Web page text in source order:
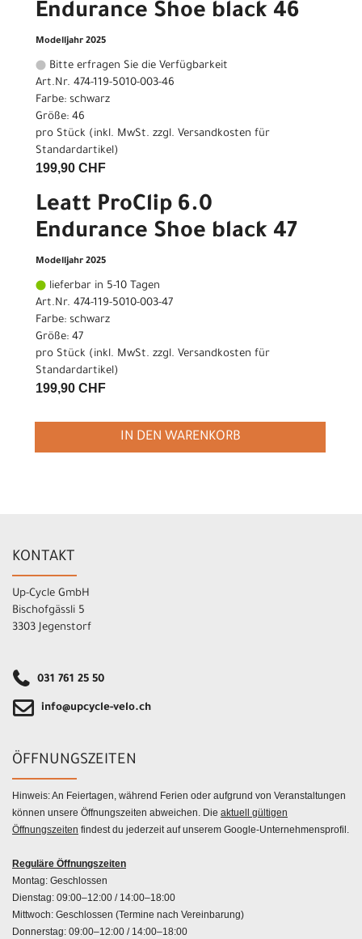
Endurance Shoe black 46
Modelljahr 2025
Bitte erfragen Sie die Verfügbarkeit
Art.Nr. 474-119-5010-003-46
Farbe: schwarz
Größe: 46
pro Stück (inkl. MwSt. zzgl. Versandkosten für
Standardartikel)
199,90 CHF
Leatt ProClip 6.0
Endurance Shoe black 47
Modelljahr 2025
lieferbar in 5-10 Tagen
Art.Nr. 474-119-5010-003-47
Farbe: schwarz
Größe: 47
pro Stück (inkl. MwSt. zzgl. Versandkosten für
Standardartikel)
199,90 CHF
IN DEN WARENKORB
KONTAKT
Up-Cycle GmbH
Bischofgässli 5
3303 Jegenstorf
031 761 25 50
info@upcycle-velo.ch
ÖFFNUNGSZEITEN
Hinweis: An Feiertagen, während Ferien oder aufgrund von Veranstaltungen
können unsere Öffnungszeiten abweichen. Die aktuell gültigen
Öffnungszeiten findest du jederzeit auf unserem Google-Unternehmensprofil.
Reguläre Öffnungszeiten
Montag: Geschlossen
Dienstag: 09:00–12:00 / 14:00–18:00
Mittwoch: Geschlossen (Termine nach Vereinbarung)
Donnerstag: 09:00–12:00 / 14:00–18:00